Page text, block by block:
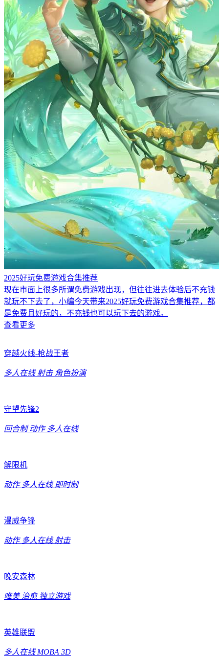
2025好玩免费游戏合集推荐
现在市面上很多所谓免费游戏出现，但往往进去体验后不充钱
就玩不下去了，小编今天带来2025好玩免费游戏合集推荐，都
是免费且好玩的，不充钱也可以玩下去的游戏。
查看更多
穿越火线-枪战王者
多人在线 射击 角色扮演
守望先锋2
回合制 动作 多人在线
解限机
动作 多人在线 即时制
漫威争锋
动作 多人在线 射击
晚安森林
唯美 治愈 独立游戏
英雄联盟
多人在线 MOBA 3D